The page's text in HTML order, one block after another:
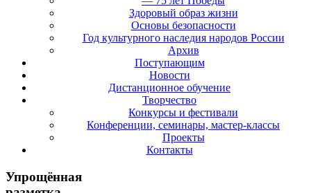
Здоровый образ жизни
Основы безопасности
Год культурного наследия народов России
Архив
Поступающим
Новости
Дистанционное обучение
Творчество
Конкурсы и фестивали
Конференции, семинары, мастер-классы
Проекты
Контакты
Упрощённая